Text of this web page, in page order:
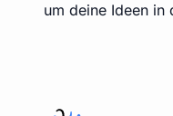
um deine Ideen in